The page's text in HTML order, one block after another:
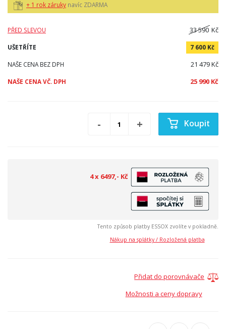
+ 1 rok záruky navíc ZDARMA
PŘED SLEVOU 33 590 Kč
UŠETŘÍTE 7 600 Kč
NAŠE CENA BEZ DPH 21 479 Kč
NAŠE CENA VČ. DPH 25 990 Kč
Koupit
4 x 6497,- Kč
Tento způsob platby ESSOX zvolíte v pokladně.
Nákup na splátky / Rozložená platba
Přidat do porovnávače
Možnosti a ceny dopravy